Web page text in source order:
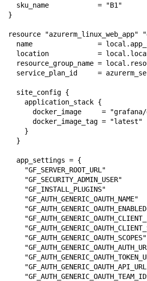
  sku_name            = "B1"
}
resource "azurerm_linux_web_app"
name                =
location            =
resource_group_name =
service_plan_id     =
  site_config {
    application_stack {
docker_image     =
      docker_image_tag = "latest"
    }
  }
  app_settings = {
"GF_SERVER_ROOT_URL"
"GF_SECURITY_ADMIN_USER"
"GF_INSTALL_PLUGINS"
"GF_AUTH_GENERIC_OAUTH_NAME"